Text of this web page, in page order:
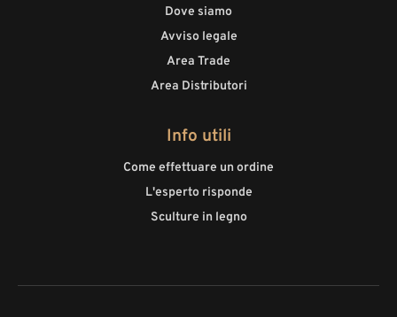
Dove siamo
Avviso legale
Area Trade
Area Distributori
Info utili
Come effettuare un ordine
L'esperto risponde
Sculture in legno